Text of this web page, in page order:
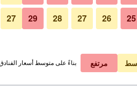
عرض الأسعار 25
26
27
28
29
27
مرتفع بناءً على متوسط أسعار